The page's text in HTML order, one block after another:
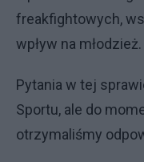
freakfightowych,
wpływ na młodzież.
Pytania w tej
Sportu, ale do
otrzymaliśmy